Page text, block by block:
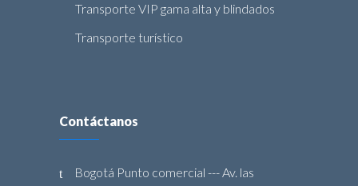
Transporte VIP gama alta y blindados
Transporte turístico
Contáctanos
Bogotá Punto comercial --- Av. las